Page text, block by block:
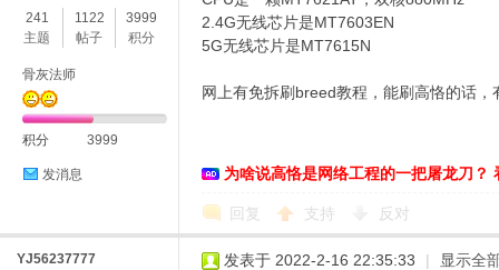
241
主题
1122
帖子
3999
积分
骨灰法师
积分 3999
发消息
2.4G无线芯片是MT7603EN
5G无线芯片是MT7615N
网上有免拆刷breed教程，能刷高恪的话
为啥说高恪是网络工程的一把屠龙刀？
回复 支持 反对
YJ56237777 发表于 2022-2-16 22:35:33 | 显示全